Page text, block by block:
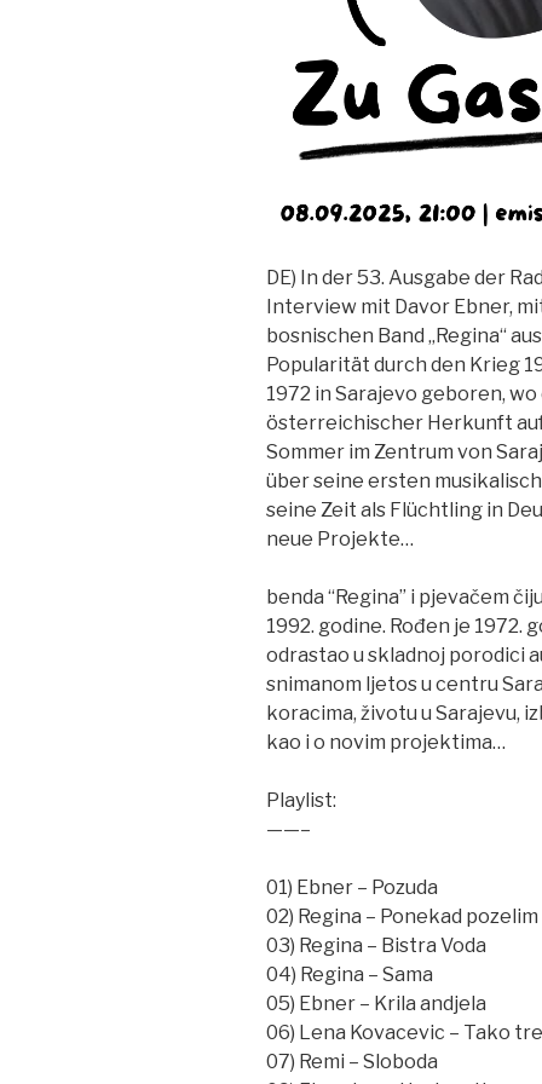
DE) In der 53. Ausgabe der
Interview mit Davor Ebner,
bosnischen Band „Regina“
Popularität durch den Krieg
1972 in Sarajevo geboren,
österreichischer Herkunft
Sommer im Zentrum von
über seine ersten
seine Zeit als Flüchtling in
neue Projekte…
benda “Regina” i pjevačem
1992. godine. Rođen je 1972.
odrastao u skladnoj porodici
snimanom ljetos u centru
koracima, životu u Sarajevu,
kao i o novim projektima…
Playlist:
——–
01) Ebner – Pozuda
02) Regina – Ponekad pozelim
03) Regina – Bistra Voda
04) Regina – Sama
05) Ebner – Krila andjela
06) Lena Kovacevic – Tako
07) Remi – Sloboda